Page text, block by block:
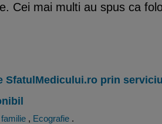
Cei mai multi au spus ca
SfatulMedicului.ro prin
, Ecografie .